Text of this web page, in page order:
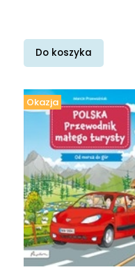
Do koszyka
Okazja